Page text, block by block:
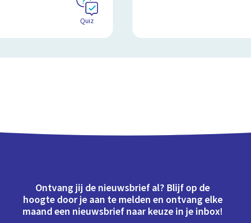
Quiz
Ontvang jij de nieuwsbrief al? Blijf op de
hoogte door je aan te melden en ontvang elke
maand een nieuwsbrief naar keuze in je inbox!